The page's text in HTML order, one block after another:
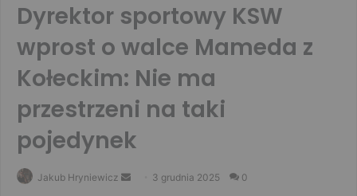
Dyrektor sportowy KSW
wprost o walce Mameda z
Kołeckim: Nie ma
przestrzeni na taki
pojedynek
Jakub Hryniewicz
Send 3 grudnia 2025 0